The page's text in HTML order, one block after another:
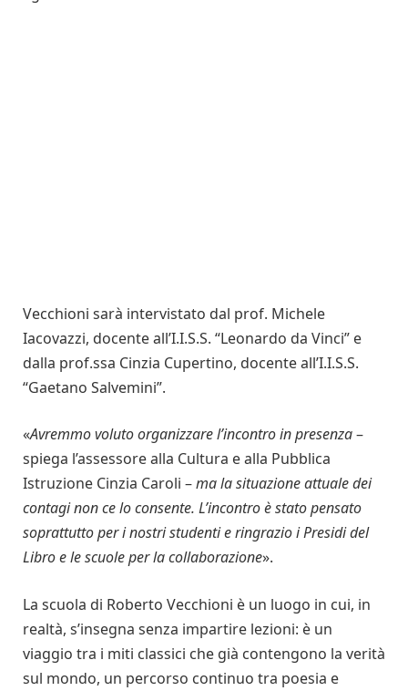
Vecchioni sarà intervistato dal prof. Michele
Iacovazzi, docente all’I.I.S.S. “Leonardo da Vinci” e
dalla prof.ssa Cinzia Cupertino, docente all’I.I.S.S.
“Gaetano Salvemini”.
«Avremmo voluto organizzare l’incontro in presenza–
spiega l’assessore alla Cultura e alla Pubblica
Istruzione Cinzia Caroli –ma la situazione attuale dei
contagi non ce lo consente. L’incontro è stato pensato
soprattutto per i nostri studenti e ringrazio i Presidi del
Libro e le scuole per la collaborazione».
La scuola di Roberto Vecchioni è un luogo in cui, in
realtà, s’insegna senza impartire lezioni: è un
viaggio tra i miti classici che già contengono la verità
sul mondo, un percorso continuo tra poesia e